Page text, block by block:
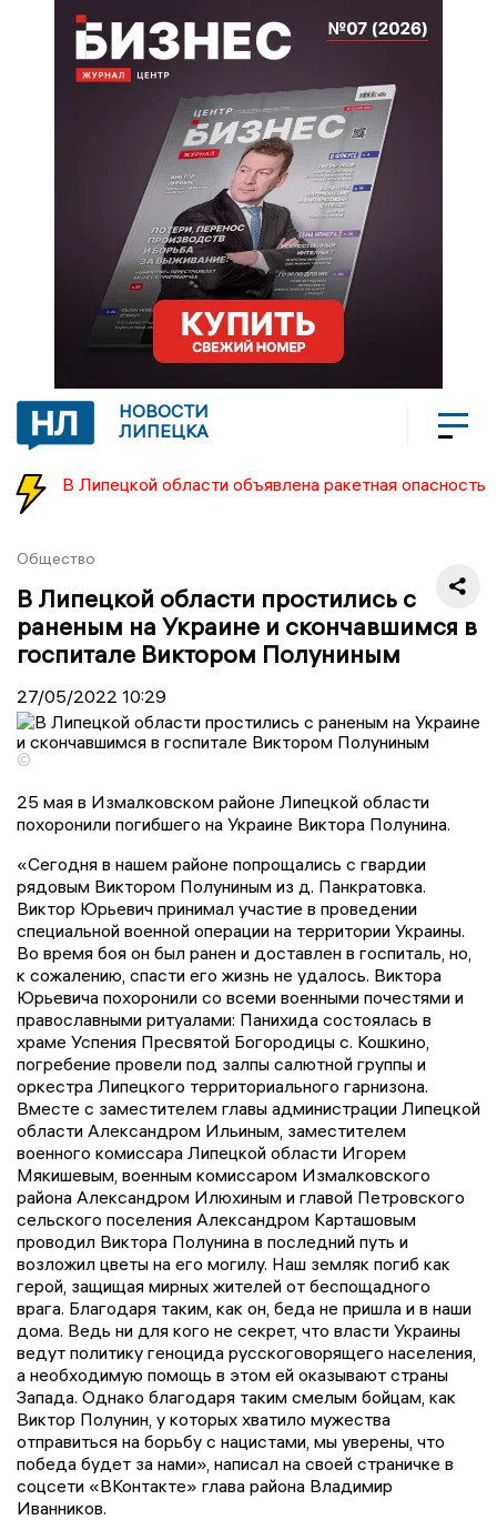
НОВОСТИ
ЛИПЕЦКА
В Липецкой области объявлена ракетная опасность
Общество
В Липецкой области простились с
раненым на Украине и скончавшимся в
госпитале Виктором Полуниным
27/05/2022 10:29
©
25 мая в Измалковском районе Липецкой области
похоронили погибшего на Украине Виктора Полунина.
«Сегодня в нашем районе попрощались с гвардии
рядовым Виктором Полуниным из д. Панкратовка.
Виктор Юрьевич принимал участие в проведении
специальной военной операции на территории Украины.
Во время боя он был ранен и доставлен в госпиталь, но,
к сожалению, спасти его жизнь не удалось. Виктора
Юрьевича похоронили со всеми военными почестями и
православными ритуалами: Панихида состоялась в
храме Успения Пресвятой Богородицы с. Кошкино,
погребение провели под залпы салютной группы и
оркестра Липецкого территориального гарнизона.
Вместе с заместителем главы администрации Липецкой
области Александром Ильиным, заместителем
военного комиссара Липецкой области Игорем
Мякишевым, военным комиссаром Измалковского
района Александром Илюхиным и главой Петровского
сельского поселения Александром Карташовым
проводил Виктора Полунина в последний путь и
возложил цветы на его могилу. Наш земляк погиб как
герой, защищая мирных жителей от беспощадного
врага. Благодаря таким, как он, беда не пришла и в наши
дома. Ведь ни для кого не секрет, что власти Украины
ведут политику геноцида русскоговорящего населения,
а необходимую помощь в этом ей оказывают страны
Запада. Однако благодаря таким смелым бойцам, как
Виктор Полунин, у которых хватило мужества
отправиться на борьбу с нацистами, мы уверены, что
победа будет за нами», написал на своей страничке в
соцсети «ВКонтакте» глава района Владимир
Иванников.